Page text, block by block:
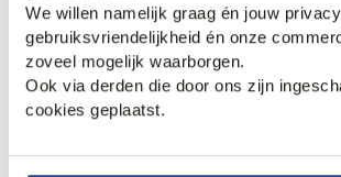
We willen namelijk graag én jouw
gebruiksvriendelijkheid én onze
zoveel mogelijk waarborgen.
Ook via derden die door ons zijn
cookies geplaatst.